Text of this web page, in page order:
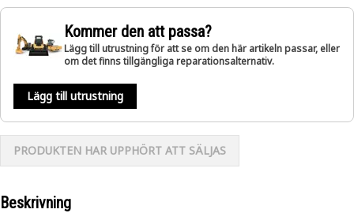
Kommer den att passa?
Lägg till utrustning för att se om den här artikeln passar, eller
om det finns tillgängliga reparationsalternativ.
Lägg till utrustning
PRODUKTEN HAR UPPHÖRT ATT SÄLJAS
Beskrivning